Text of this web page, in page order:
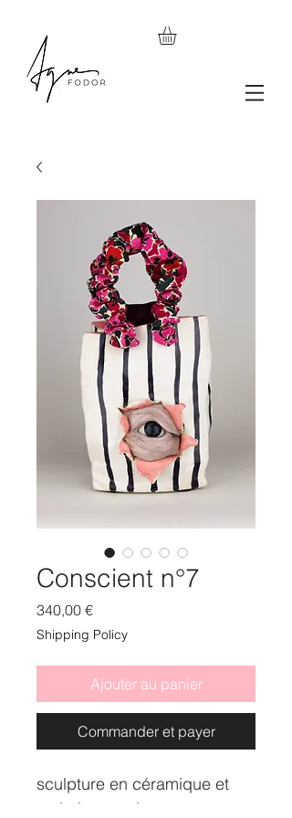
Conscient n°7
340,00 €Prix
Shipping Policy
Ajouter au panier
Commander et payer
sculpture en céramique et
techniques mixtes